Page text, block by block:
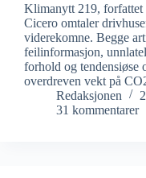
Klimanytt 219,
Cicero omtaler
viderekomne. Begge
feilinformasjon,
forhold og tendensiøse
overdreven vekt på
Redaksjonen
31 kommentarer